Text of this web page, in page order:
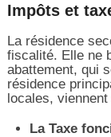
Impôts et
La résidence
fiscalité. Elle ne
abattement, qui
résidence
locales, viennent
La Taxe